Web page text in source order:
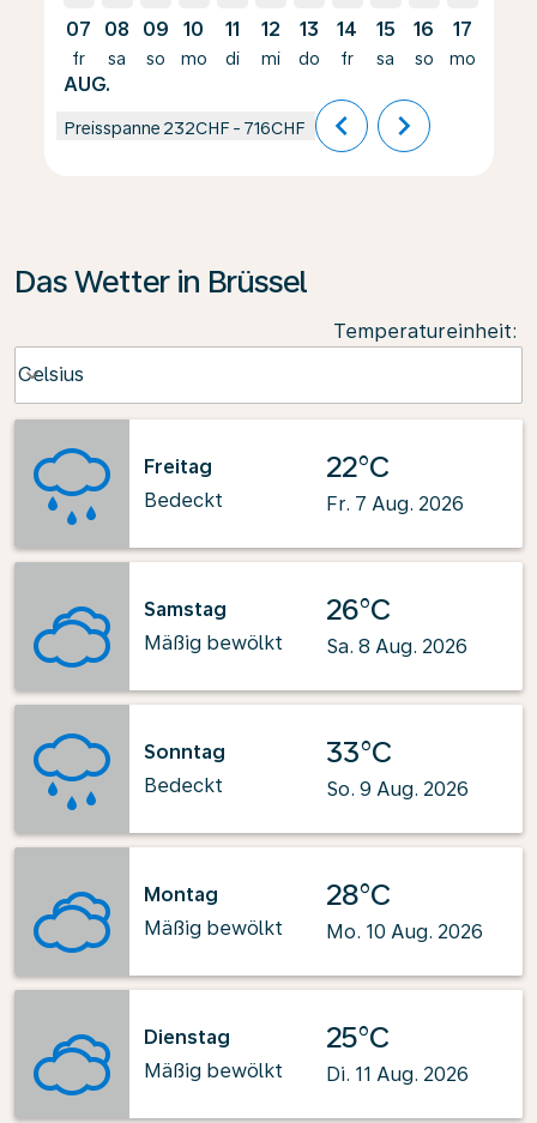
07
fr
AUG.
08
sa
09
so
10
mo
11
di
12
mi
13
do
14
fr
15
sa
16
so
17
mo
Preisspanne 232CHF - 716CHF chevron_left chevron_right
Das Wetter in Brüssel
Temperatureinheit:
Celsius
keyboard_arrow_down
Freitag
Bedeckt
22°C
Fr. 7 Aug. 2026
Samstag
Mäßig bewölkt
26°C
Sa. 8 Aug. 2026
Sonntag
Bedeckt
33°C
So. 9 Aug. 2026
Montag
Mäßig bewölkt
28°C
Mo. 10 Aug. 2026
Dienstag
Mäßig bewölkt
25°C
Di. 11 Aug. 2026